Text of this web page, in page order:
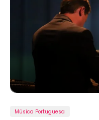
Música Portuguesa